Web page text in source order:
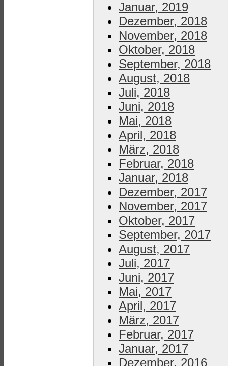
Januar, 2019
Dezember, 2018
November, 2018
Oktober, 2018
September, 2018
August, 2018
Juli, 2018
Juni, 2018
Mai, 2018
April, 2018
März, 2018
Februar, 2018
Januar, 2018
Dezember, 2017
November, 2017
Oktober, 2017
September, 2017
August, 2017
Juli, 2017
Juni, 2017
Mai, 2017
April, 2017
März, 2017
Februar, 2017
Januar, 2017
Dezember, 2016